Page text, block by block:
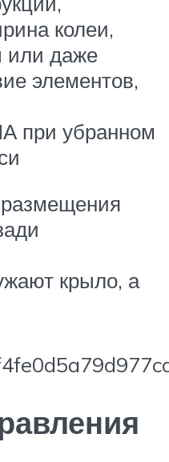
колеи,
или даже
элементов,
при убранном
крыло, а